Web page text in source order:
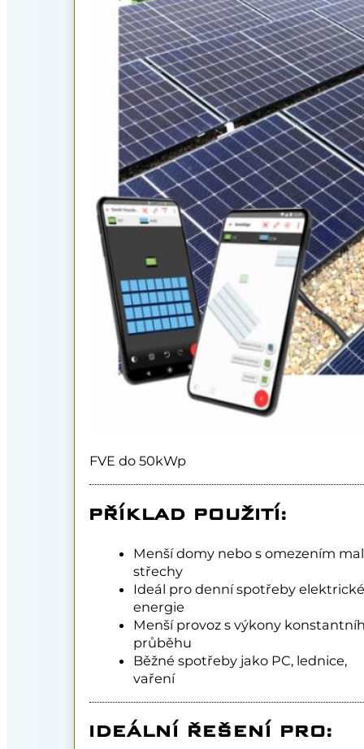
FVE do 50kWp
PŘÍKLAD POUŽITÍ:
Menší domy nebo s omezením
střechy
Ideál pro denní spotřeby elektrické
energie
Menší provoz s výkony
průběhu
Běžné spotřeby jako PC, lednice,
vaření
IDEÁLNÍ ŘEŠENÍ PRO: